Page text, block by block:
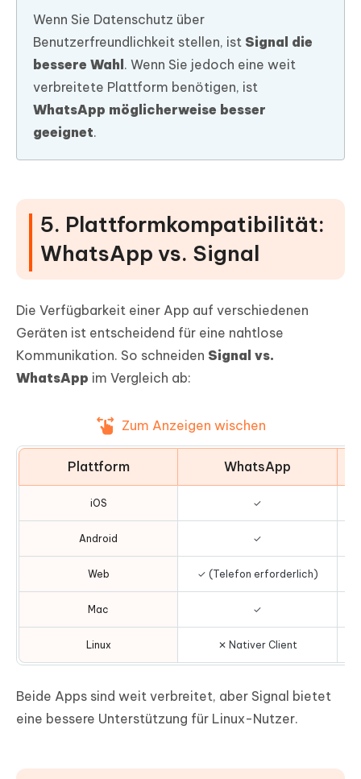
Wenn Sie Datenschutz über
Benutzerfreundlichkeit stellen, ist Signal die
bessere Wahl. Wenn Sie jedoch eine weit
verbreitete Plattform benötigen, ist
WhatsApp möglicherweise besser
geeignet.
5. Plattformkompatibilität:
WhatsApp vs. Signal
Die Verfügbarkeit einer App auf verschiedenen
Geräten ist entscheidend für eine nahtlose
Kommunikation. So schneiden Signal vs.
WhatsApp im Vergleich ab:
Zum Anzeigen wischen
Plattform WhatsApp
iOS ✓
Android ✓
Web ✓ (Telefon erforderlich)
Mac ✓
Linux ✕ Nativer Client
Beide Apps sind weit verbreitet, aber Signal bietet
eine bessere Unterstützung für Linux-Nutzer.